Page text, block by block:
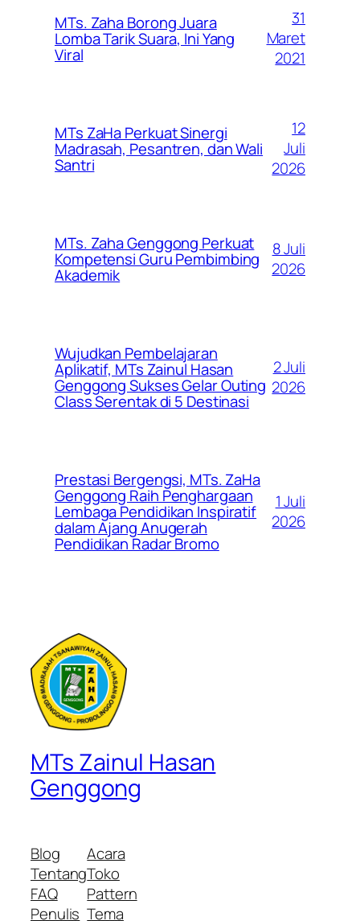
MTs. Zaha Borong Juara
Lomba Tarik Suara, Ini Yang
Viral
31
Maret
2021
MTs ZaHa Perkuat Sinergi
Madrasah, Pesantren, dan Wali
Santri
12
Juli
2026
MTs. Zaha Genggong Perkuat
Kompetensi Guru Pembimbing
Akademik
8 Juli
2026
Wujudkan Pembelajaran
Aplikatif, MTs Zainul Hasan
Genggong Sukses Gelar Outing
Class Serentak di 5 Destinasi
2 Juli
2026
Prestasi Bergengsi, MTs. ZaHa
Genggong Raih Penghargaan
Lembaga Pendidikan Inspiratif
dalam Ajang Anugerah
Pendidikan Radar Bromo
1 Juli
2026
MTs Zainul Hasan
Genggong
Blog
Tentang
FAQ
Penulis
Acara
Toko
Pattern
Tema